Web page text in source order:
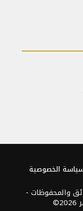
الخصوصية
والمحفوظات -